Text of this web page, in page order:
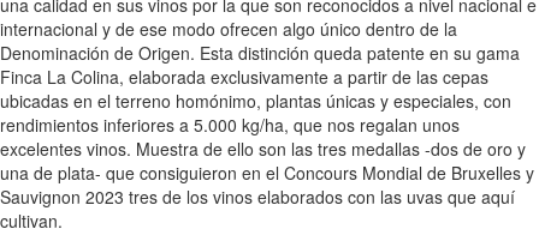
una calidad en sus vinos por la que son reconocidos a nivel nacional e
internacional y de ese modo ofrecen algo único dentro de la
Denominación de Origen. Esta distinción queda patente en su gama
Finca La Colina, elaborada exclusivamente a partir de las cepas
ubicadas en el terreno homónimo, plantas únicas y especiales, con
rendimientos inferiores a 5.000 kg/ha, que nos regalan unos
excelentes vinos. Muestra de ello son las tres medallas -dos de oro y
una de plata- que consiguieron en el Concours Mondial de Bruxelles y
Sauvignon 2023 tres de los vinos elaborados con las uvas que aquí
cultivan.